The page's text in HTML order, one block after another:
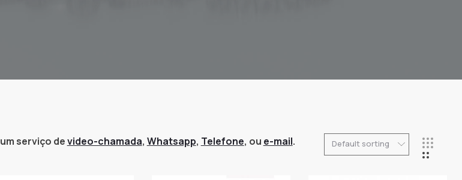
Default sorting
serviço devideo-chamada, Whatsapp, Telefone, ou e-mail.